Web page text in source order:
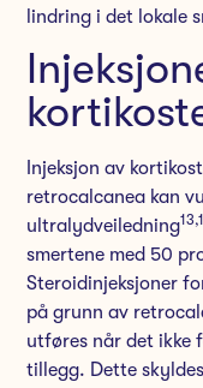
lindring i det lokale
Injeksjon av
retrocalcanea kan
ultralydveiledning13
smertene med 50
Steroidinjeksjoner
på grunn av
utføres når det ikke
tillegg. Dette